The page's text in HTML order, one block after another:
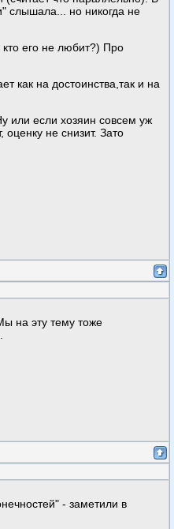
слышала... но никогда не
его не любит?) Про
как на достоинства,так и на
или если хозяин совсем уж
оценку не снизит. Зато
на эту тему тоже
- заметили в